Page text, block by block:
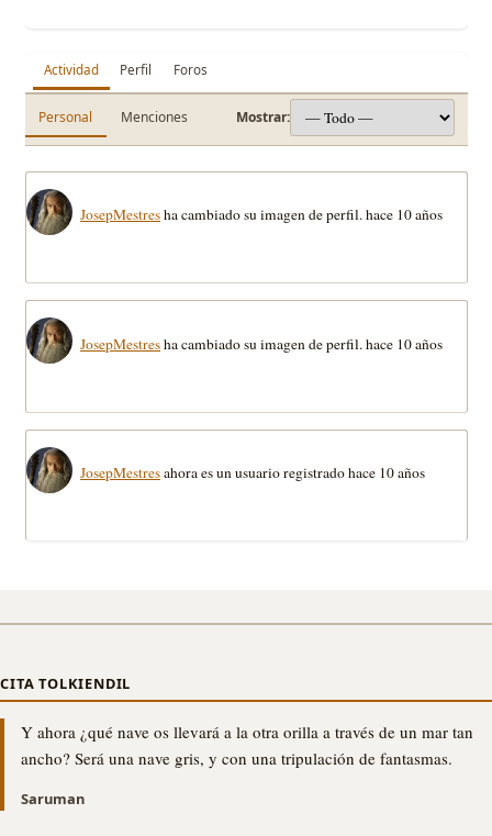
Actividad Perfil Foros
Personal Menciones Mostrar:
JosepMestresha cambiado su imagen de perfil.hace 10 años
JosepMestresha cambiado su imagen de perfil.hace 10 años
JosepMestresahora es un usuario registradohace 10 años
CITA TOLKIENDIL
Y ahora ¿qué nave os llevará a la otra orilla a través de un mar tan
ancho? Será una nave gris, y con una tripulación de fantasmas.
Saruman